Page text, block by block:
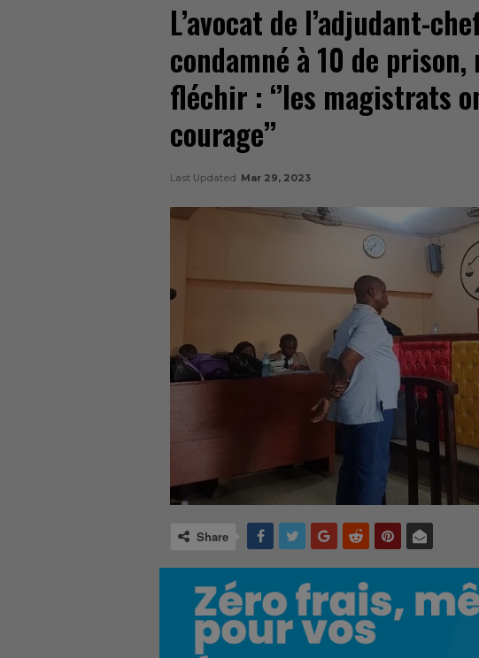
L’avocat de l’adjudant-
condamné à 10 de
fléchir : ‘’les magistrats
courage’’
Last Updated Mar 29, 2023
Share